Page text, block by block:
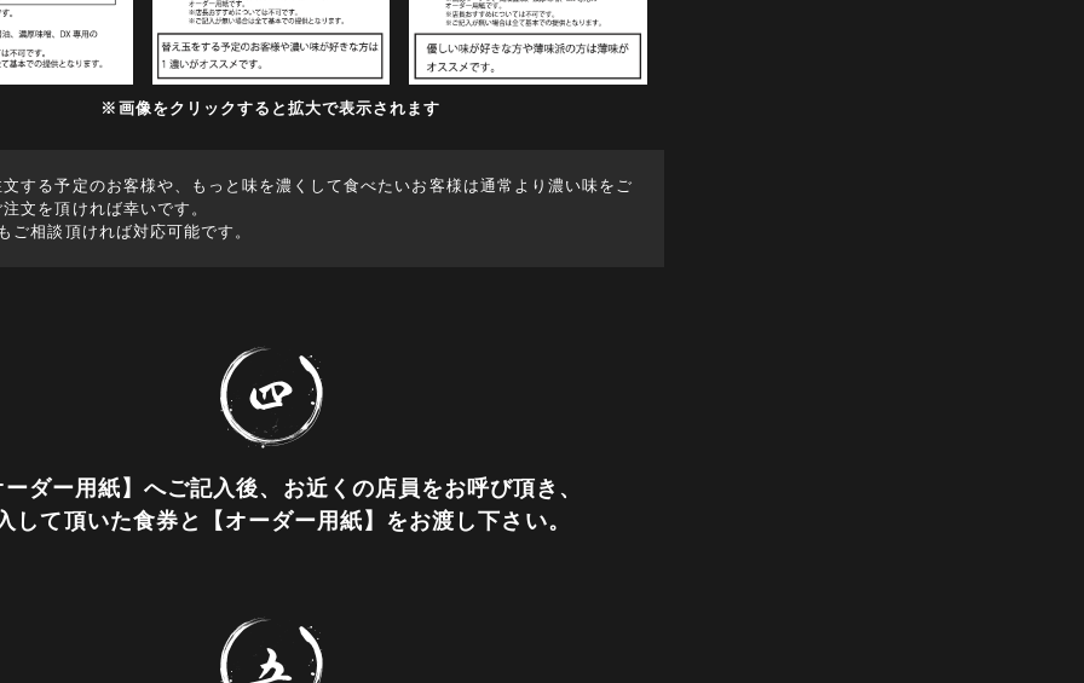
※画像をクリックすると拡大で表示されます
する予定のお客様や、もっと味を濃くして食べたいお客様は通常より濃い味をご
文を頂ければ幸いです。
ご相談頂ければ対応可能です。
ーダー用紙】へご記入後、 お近くの店員をお呼び頂き、
して頂いた食券と
【オーダー用紙】をお渡し下さい。